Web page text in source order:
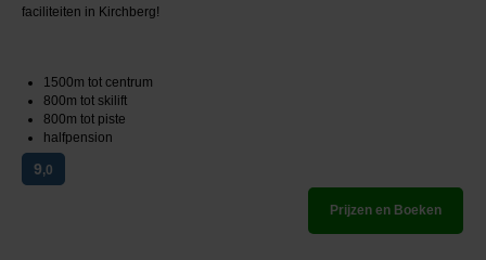
faciliteiten in Kirchberg!
1500m tot centrum
800m tot skilift
800m tot piste
halfpension
9,0
Prijzen en Boeken